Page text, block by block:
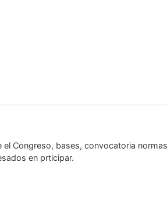
Congreso, bases, convocatoria
en prticipar.